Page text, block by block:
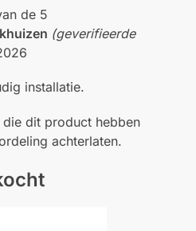
de 5
(geverifieerde
installatie.
dit product hebben
achterlaten.